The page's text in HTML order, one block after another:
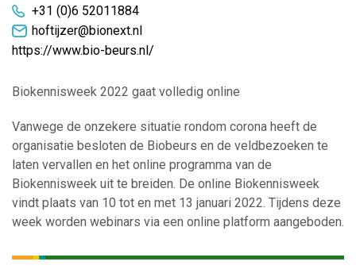
+31 (0)6 52011884
hoftijzer@bionext.nl
https://www.bio-beurs.nl/
Biokennisweek 2022 gaat volledig online
Vanwege de onzekere situatie rondom corona heeft de
organisatie besloten de Biobeurs en de veldbezoeken te
laten vervallen en het online programma van de
Biokennisweek uit te breiden. De online Biokennisweek
vindt plaats van 10 tot en met 13 januari 2022. Tijdens deze
week worden webinars via een online platform aangeboden.